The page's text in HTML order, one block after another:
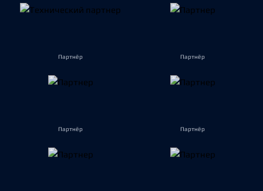
Партнёр Партнёр
Партнёр Партнёр